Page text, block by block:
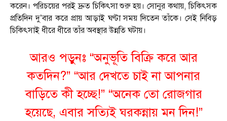
করেন। পরিচয়ের পরই দ্রুত চিকিৎসা শুরু হয়। সোনুর কথায়, চিকিৎসক
প্রতিদিন দু’বার করে প্রায় আড়াই ঘণ্টা সময় দিতেন তাঁকে। সেই নিবিড়
চিকিৎসাই ধীরে ধীরে তাঁর অবস্থার উন্নতি ঘটায়।
আরও পড়ুনঃ “অনুভূতি বিক্রি করে আর
কতদিন?” “আর দেখতে চাই না আপনার
বাড়িতে কী হচ্ছে!” “অনেক তো রোজগার
হয়েছে, এবার সত্যিই ঘরকন্নায় মন দিন!”